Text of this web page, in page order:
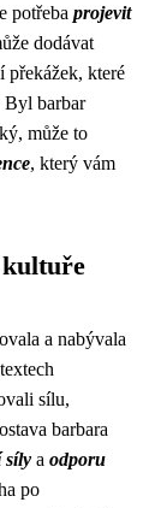
potřeba projevit
dodávat
překážek, které
Byl barbar
může to
, který vám
a nabývala
sílu,
barbara
síly a odporu
po